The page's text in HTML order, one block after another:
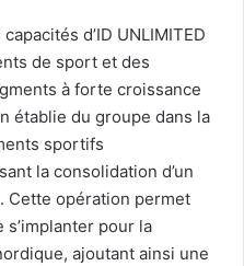
d’ID UNLIMITED
de sport et des
à forte croissance
établie du groupe dans la
sportifs
la consolidation d’un
Cette opération permet
s’implanter pour la
ajoutant ainsi une